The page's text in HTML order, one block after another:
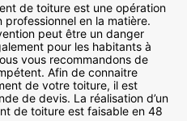
de toiture est une opération
professionnel en la matière.
peut être un danger
pour les habitants à
vous recommandons de
Afin de connaitre
de votre toiture, il est
de devis. La réalisation d’un
de toiture est faisable en 48